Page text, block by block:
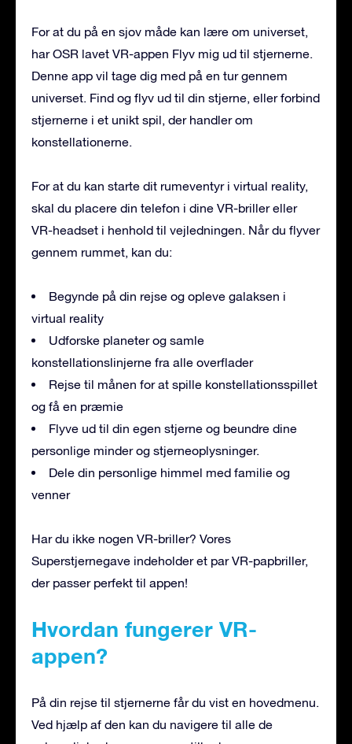
For at du på en sjov måde kan lære om universet,
har OSR lavet VR-appen Flyv mig ud til stjernerne.
Denne app vil tage dig med på en tur gennem
universet. Find og flyv ud til din stjerne, eller forbind
stjernerne i et unikt spil, der handler om
konstellationerne.
For at du kan starte dit rumeventyr i virtual reality,
skal du placere din telefon i dine VR-briller eller
VR-headset i henhold til vejledningen. Når du flyver
gennem rummet, kan du:
Begynde på din rejse og opleve galaksen i
virtual reality
Udforske planeter og samle
konstellationslinjerne fra alle overflader
Rejse til månen for at spille konstellationsspillet
og få en præmie
Flyve ud til din egen stjerne og beundre dine
personlige minder og stjerneoplysninger.
Dele din personlige himmel med familie og
venner
Har du ikke nogen VR-briller? Vores
Superstjernegave indeholder et par VR-papbriller,
der passer perfekt til appen!
Hvordan fungerer VR-
appen?
På din rejse til stjernerne får du vist en hovedmenu.
Ved hjælp af den kan du navigere til alle de